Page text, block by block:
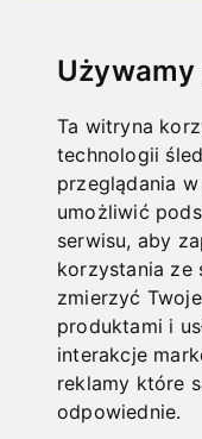
Ta witryna
technologii
przeglądania
umożliwić
serwisu, aby
korzystania ze
zmierzyć
produktami i
interakcje
reklamy które
odpowiednie.
ONLINE
KATALOGE